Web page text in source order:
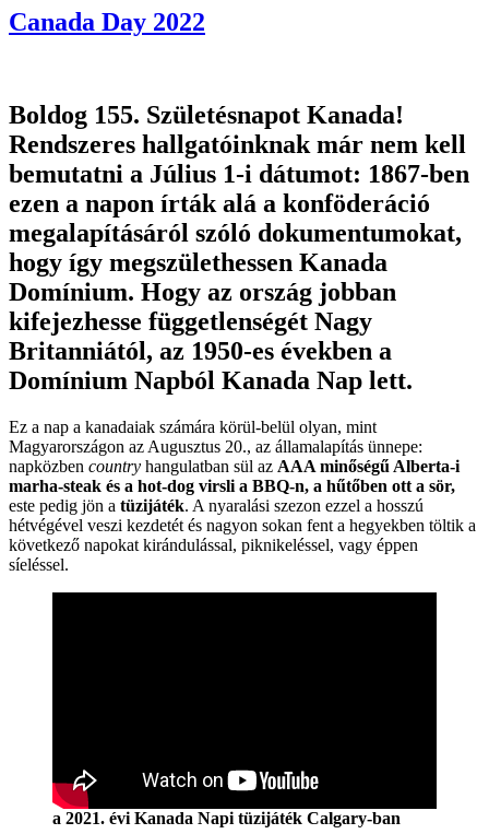
Canada Day 2022
Boldog 155. Születésnapot Kanada!
Rendszeres hallgatóinknak már nem kell
bemutatni a Július 1-i dátumot: 1867-ben
ezen a napon írták alá a konföderáció
megalapításáról szóló dokumentumokat,
hogy így megszülethessen Kanada
Domínium. Hogy az ország jobban
kifejezhesse függetlenségét Nagy
Britanniától, az 1950-es években a
Domínium Napból Kanada Nap lett.
Ez a nap a kanadaiak számára körül-belül olyan, mint
Magyarországon az Augusztus 20., az államalapítás ünnepe:
napközben country hangulatban sül az AAA minőségű Alberta-i
marha-steak és a hot-dog virsli a BBQ-n, a hűtőben ott a sör,
este pedig jön a tüzijáték. A nyaralási szezon ezzel a hosszú
hétvégével veszi kezdetét és nagyon sokan fent a hegyekben töltik a
következő napokat kirándulással, piknikeléssel, vagy éppen
síeléssel.
a 2021. évi Kanada Napi tüzijáték Calgary-ban